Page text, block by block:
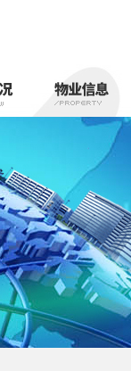
区位优势
交通网络
生活圈
教育圈
公共资源申
政策扶持
物业服务